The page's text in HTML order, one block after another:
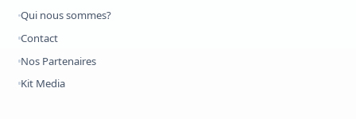
Qui nous sommes?
Contact
Nos Partenaires
Kit Media